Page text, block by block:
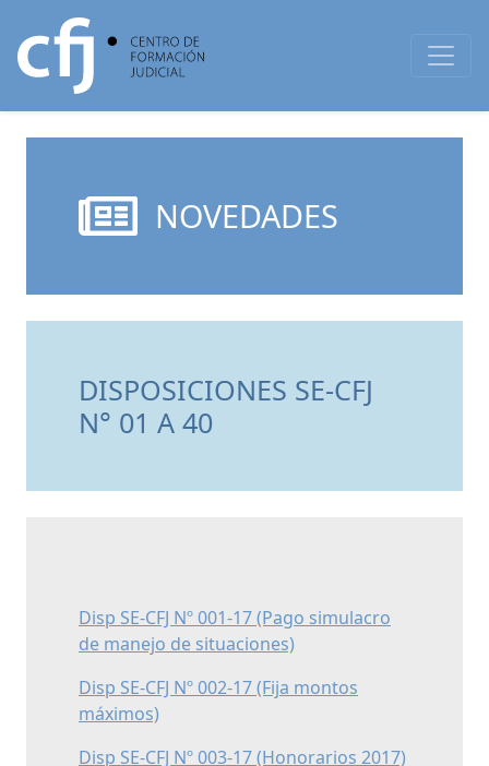
NOVEDADES
DISPOSICIONES SE-CFJ
N° 01 A 40
Disp SE-CFJ Nº 001-17 (Pago simulacro
de manejo de situaciones)
Disp SE-CFJ Nº 002-17 (Fija montos
máximos)
Disp SE-CFJ Nº 003-17 (Honorarios 2017)